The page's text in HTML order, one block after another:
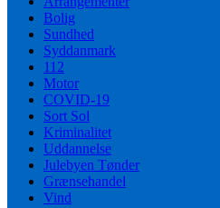
Bolig
Sundhed
Syddanmark
112
Motor
COVID-19
Sort Sol
Kriminalitet
Uddannelse
Julebyen Tønder
Grænsehandel
Vind